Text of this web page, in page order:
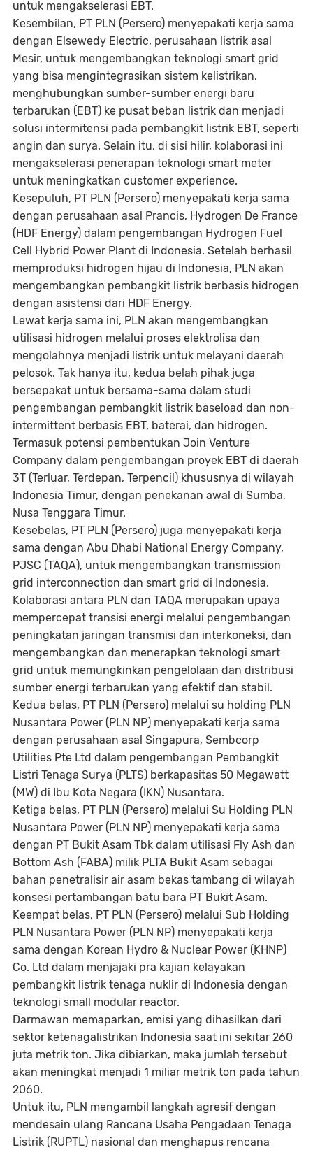
untuk mengakselerasi EBT.
Kesembilan, PT PLN (Persero) menyepakati kerja sama
dengan Elsewedy Electric, perusahaan listrik asal
Mesir, untuk mengembangkan teknologi smart grid
yang bisa mengintegrasikan sistem kelistrikan,
menghubungkan sumber-sumber energi baru
terbarukan (EBT) ke pusat beban listrik dan menjadi
solusi intermitensi pada pembangkit listrik EBT, seperti
angin dan surya. Selain itu, di sisi hilir, kolaborasi ini
mengakselerasi penerapan teknologi smart meter
untuk meningkatkan customer experience.
Kesepuluh, PT PLN (Persero) menyepakati kerja sama
dengan perusahaan asal Prancis, Hydrogen De France
(HDF Energy) dalam pengembangan Hydrogen Fuel
Cell Hybrid Power Plant di Indonesia. Setelah berhasil
memproduksi hidrogen hijau di Indonesia, PLN akan
mengembangkan pembangkit listrik berbasis hidrogen
dengan asistensi dari HDF Energy.
Lewat kerja sama ini, PLN akan mengembangkan
utilisasi hidrogen melalui proses elektrolisa dan
mengolahnya menjadi listrik untuk melayani daerah
pelosok. Tak hanya itu, kedua belah pihak juga
bersepakat untuk bersama-sama dalam studi
pengembangan pembangkit listrik baseload dan non-
intermittent berbasis EBT, baterai, dan hidrogen.
Termasuk potensi pembentukan Join Venture
Company dalam pengembangan proyek EBT di daerah
3T (Terluar, Terdepan, Terpencil) khususnya di wilayah
Indonesia Timur, dengan penekanan awal di Sumba,
Nusa Tenggara Timur.
Kesebelas, PT PLN (Persero) juga menyepakati kerja
sama dengan Abu Dhabi National Energy Company,
PJSC (TAQA), untuk mengembangkan transmission
grid interconnection dan smart grid di Indonesia.
Kolaborasi antara PLN dan TAQA merupakan upaya
mempercepat transisi energi melalui pengembangan
peningkatan jaringan transmisi dan interkoneksi, dan
mengembangkan dan menerapkan teknologi smart
grid untuk memungkinkan pengelolaan dan distribusi
sumber energi terbarukan yang efektif dan stabil.
Kedua belas, PT PLN (Persero) melalui su holding PLN
Nusantara Power (PLN NP) menyepakati kerja sama
dengan perusahaan asal Singapura, Sembcorp
Utilities Pte Ltd dalam pengembangan Pembangkit
Listri Tenaga Surya (PLTS) berkapasitas 50 Megawatt
(MW) di Ibu Kota Negara (IKN) Nusantara.
Ketiga belas, PT PLN (Persero) melalui Su Holding PLN
Nusantara Power (PLN NP) menyepakati kerja sama
dengan PT Bukit Asam Tbk dalam utilisasi Fly Ash dan
Bottom Ash (FABA) milik PLTA Bukit Asam sebagai
bahan penetralisir air asam bekas tambang di wilayah
konsesi pertambangan batu bara PT Bukit Asam.
Keempat belas, PT PLN (Persero) melalui Sub Holding
PLN Nusantara Power (PLN NP) menyepakati kerja
sama dengan Korean Hydro & Nuclear Power (KHNP)
Co. Ltd dalam menjajaki pra kajian kelayakan
pembangkit listrik tenaga nuklir di Indonesia dengan
teknologi small modular reactor.
Darmawan memaparkan, emisi yang dihasilkan dari
sektor ketenagalistrikan Indonesia saat ini sekitar 260
juta metrik ton. Jika dibiarkan, maka jumlah tersebut
akan meningkat menjadi 1 miliar metrik ton pada tahun
2060.
Untuk itu, PLN mengambil langkah agresif dengan
mendesain ulang Rancana Usaha Pengadaan Tenaga
Listrik (RUPTL) nasional dan menghapus rencana